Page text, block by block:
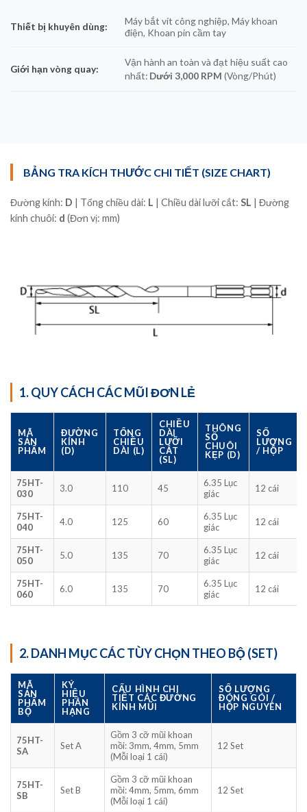
Thiết bị khuyên dùng:
Máy bắt vít công nghiệp, Máy khoan
điện, Khoan pin cầm tay
Giới hạn vòng quay:
Vận hành an toàn và đạt hiệu suất cao
nhất: Dưới 3,000 RPM (Vòng/Phút)
BẢNG TRA KÍCH THƯỚC CHI TIẾT (SIZE CHART)
Đường kính: D | Tổng chiều dài: L | Chiều dài lưỡi cắt: SL | Đường
kính chuôi: d (Đơn vị: mm)
1. QUY CÁCH CÁC MŨI ĐƠN LẺ
MÃ
SẢN
PHẨM
ĐƯỜNG
KÍNH
(D)
TỔNG
CHIỀU
DÀI (L)
CHIỀU
DÀI
LƯỠI
CẮT
(SL)
THÔNG
SỐ
CHUÔI
KẸP (D)
SỐ
LƯỢNG
/ HỘP
75HT-
030
3.0 110 45
6.35 Lục
giác
12 cái
75HT-
040
4.0 125 60
6.35 Lục
giác
12 cái
75HT-
050
5.0 135 70
6.35 Lục
giác
12 cái
75HT-
060
6.0 135 70
6.35 Lục
giác
12 cái
2. DANH MỤC CÁC TÙY CHỌN THEO BỘ (SET)
MÃ
SẢN
PHẨM
BỘ
KÝ
HIỆU
PHÂN
HẠNG
CẤU HÌNH CHI
TIẾT CÁC ĐƯỜNG
KÍNH MŨI
SỐ LƯỢNG
ĐÓNG GÓI /
HỘP NGUYÊN
75HT-
SA
Set A
Gồm 3 cỡ mũi khoan
mồi: 3mm, 4mm, 5mm
(Mỗi loại 1 cái)
12 Set
75HT-
SB
Set B
Gồm 3 cỡ mũi khoan
mồi: 4mm, 5mm, 6mm
(Mỗi loại 1 cái)
12 Set